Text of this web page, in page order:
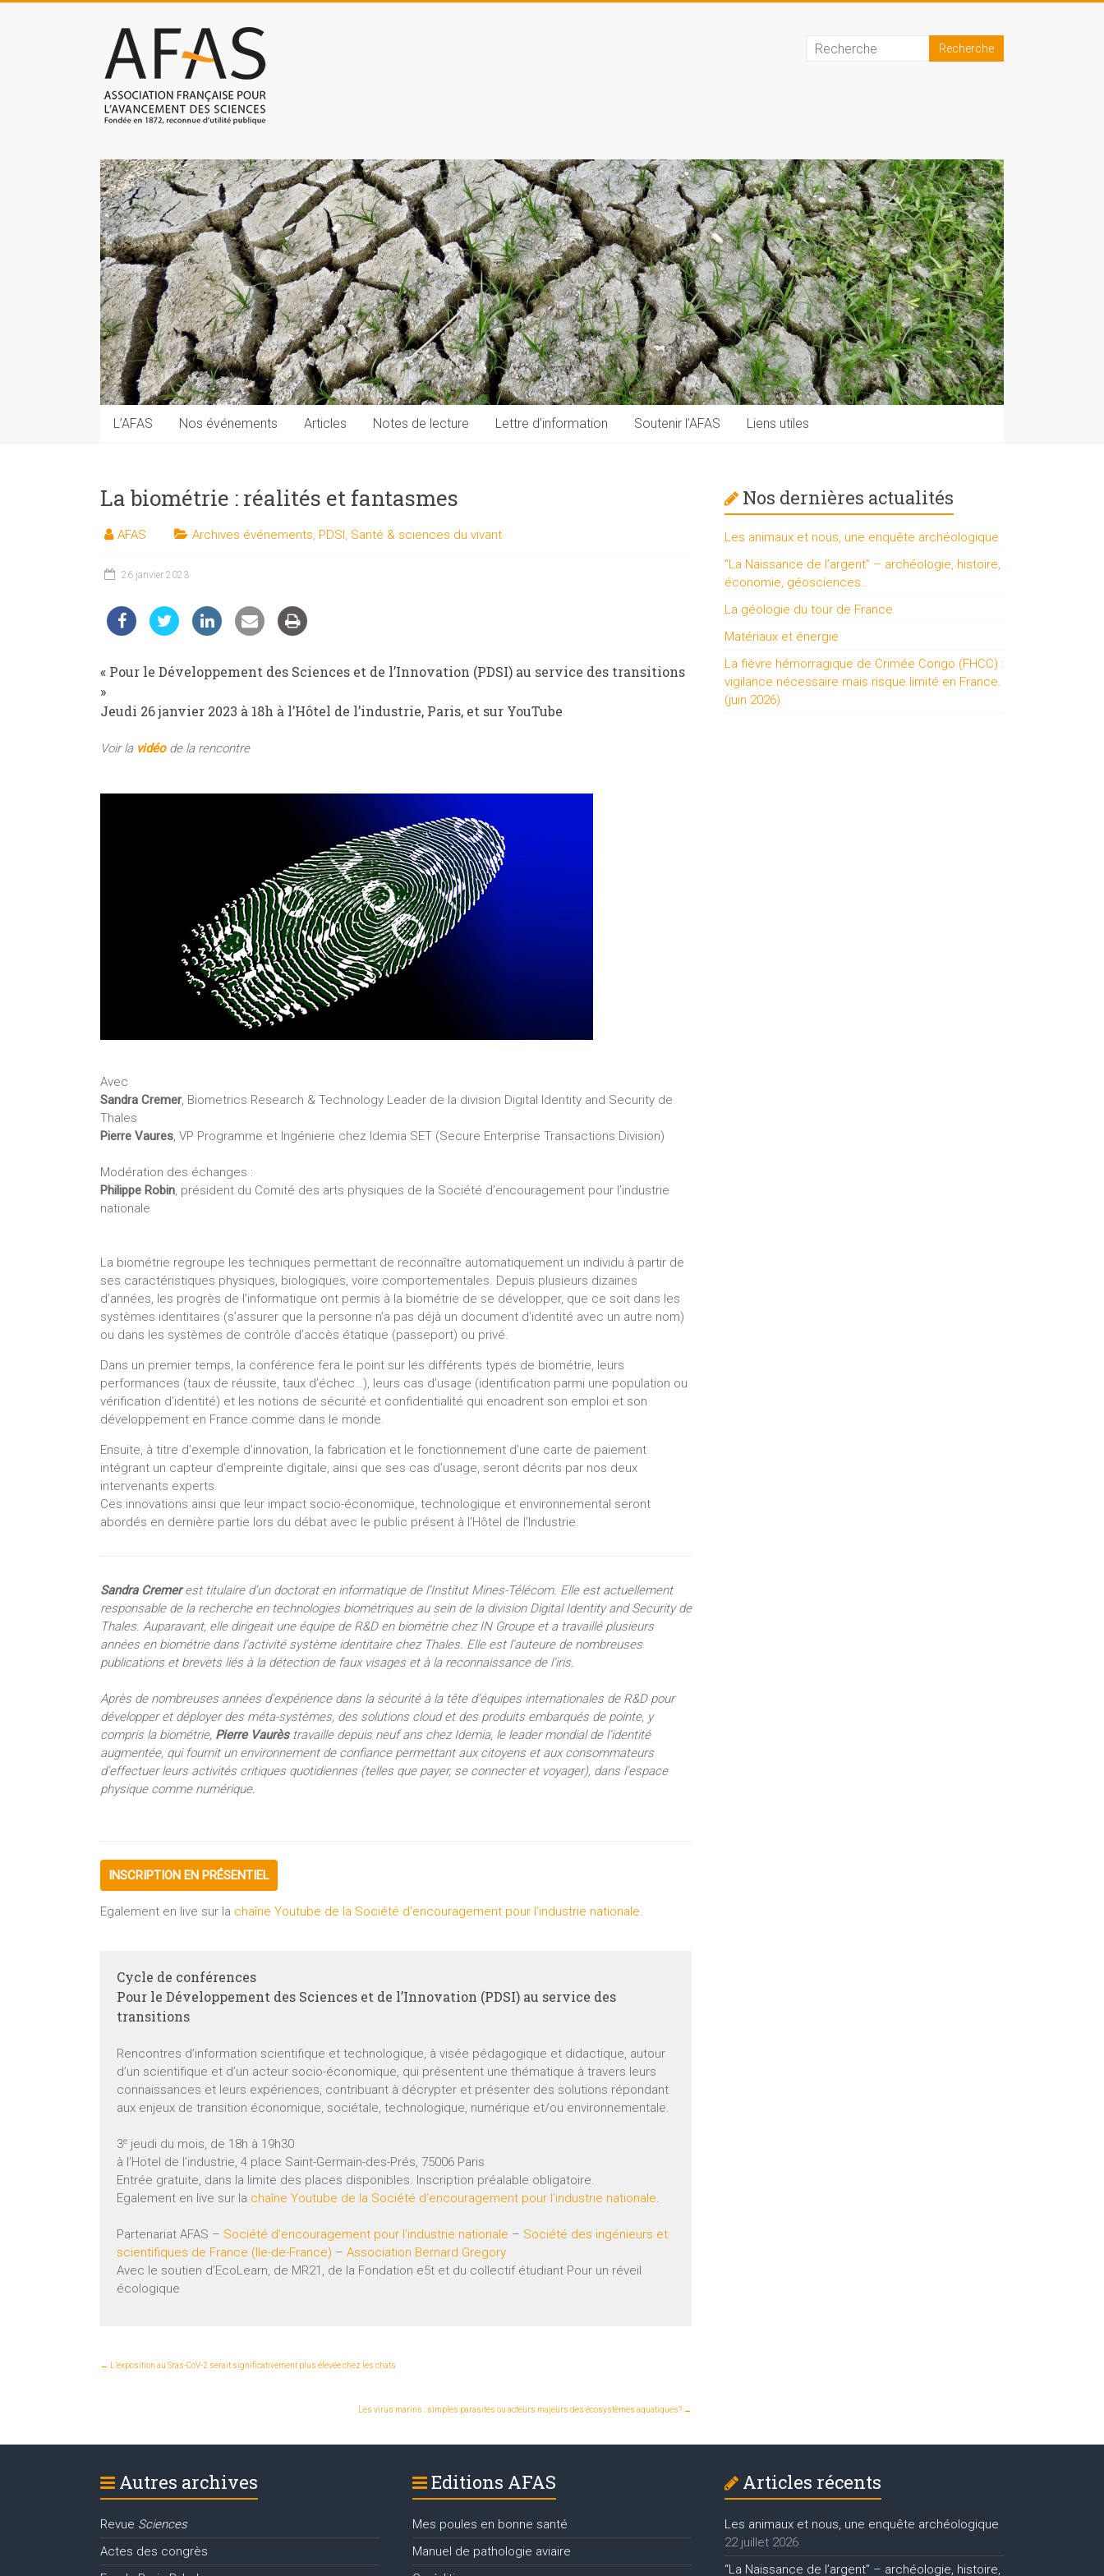
Association
française
pour
des
sciences
(AFAS)
Promouvoir
les
sciences
et
les
techniques
auprès
du
public
L’AFAS Nos événements Articles Notes de lecture Lettre d’information Soutenir l’AFAS Liens utiles
La biométrie : réalités et fantasmes
AFAS Archives événements, PDSI, Santé & sciences du vivant
26 janvier 2023
« Pour le Développement des Sciences et de l’Innovation (PDSI) au service des transitions
»
Jeudi 26 janvier 2023 à 18h à l’Hôtel de l’industrie, Paris, et sur YouTube
Voir la vidéode la rencontre
Avec
Sandra Cremer, Biometrics Research & Technology Leader de la division Digital Identity and Security de
Thales
Pierre Vaures, VP Programme et Ingénierie chez Idemia SET (Secure Enterprise Transactions Division)
Modération des échanges :
Philippe Robin, président du Comité des arts physiques de la Société d’encouragement pour l’industrie
nationale
La biométrie regroupe les techniques permettant de reconnaître automatiquement un individu à partir de
ses caractéristiques physiques, biologiques, voire comportementales. Depuis plusieurs dizaines
d’années, les progrès de l’informatique ont permis à la biométrie de se développer, que ce soit dans les
systèmes identitaires (s’assurer que la personne n’a pas déjà un document d’identité avec un autre nom)
ou dans les systèmes de contrôle d’accès étatique (passeport) ou privé.
Dans un premier temps, la conférence fera le point sur les différents types de biométrie, leurs
performances (taux de réussite, taux d’échec…), leurs cas d’usage (identification parmi une population ou
vérification d’identité) et les notions de sécurité et confidentialité qui encadrent son emploi et son
développement en France comme dans le monde.
Ensuite, à titre d’exemple d’innovation, la fabrication et le fonctionnement d’une carte de paiement
intégrant un capteur d’empreinte digitale, ainsi que ses cas d’usage, seront décrits par nos deux
intervenants experts.
Ces innovations ainsi que leur impact socio-économique, technologique et environnemental seront
abordés en dernière partie lors du débat avec le public présent à l’Hôtel de l’Industrie.
Sandra Cremerest titulaire d’un doctorat en informatique de l’Institut Mines-Télécom. Elle est actuellement
responsable de la recherche en technologies biométriques au sein de la division Digital Identity and Security de
Thales. Auparavant, elle dirigeait une équipe de R&D en biométrie chez IN Groupe et a travaillé plusieurs
années en biométrie dans l’activité système identitaire chez Thales. Elle est l’auteure de nombreuses
publications et brevets liés à la détection de faux visages et à la reconnaissance de l’iris.
Après de nombreuses années d’expérience dans la sécurité à la tête d’équipes internationales de R&D pour
développer et déployer des méta-systèmes, des solutions cloud et des produits embarqués de pointe, y
compris la biométrie, Pierre Vaurèstravaille depuis neuf ans chez Idemia, le leader mondial de l’identité
augmentée, qui fournit un environnement de confiance permettant aux citoyens et aux consommateurs
d’effectuer leurs activités critiques quotidiennes (telles que payer, se connecter et voyager), dans l’espace
physique comme numérique.
INSCRIPTION EN PRÉSENTIEL
Egalement en live sur la chaîne Youtube de la Société d’encouragement pour l’industrie nationale.
Cycle de conférences
Pour le Développement des Sciences et de l’Innovation (PDSI) au service des
transitions
Rencontres d’information scientifique et technologique, à visée pédagogique et didactique, autour
d’un scientifique et d’un acteur socio-économique, qui présentent une thématique à travers leurs
connaissances et leurs expériences, contribuant à décrypter et présenter des solutions répondant
aux enjeux de transition économique, sociétale, technologique, numérique et/ou environnementale.
3e jeudi du mois, de 18h à 19h30
à l’Hotel de l’industrie, 4 place Saint-Germain-des-Prés, 75006 Paris
Entrée gratuite, dans la limite des places disponibles. Inscription préalable obligatoire.
Egalement en live sur la chaîne Youtube de la Société d’encouragement pour l’industrie nationale.
Partenariat AFAS – Société d’encouragement pour l’industrie nationale – Société des ingénieurs et
scientifiques de France (Ile-de-France) – Association Bernard Gregory
Avec le soutien d’EcoLearn, de MR21, de la Fondation e5t et du collectif étudiant Pour un réveil
écologique
← L’exposition au Sras-CoV-2 serait significativement plus élevée chez les chats
Les virus marins : simples parasites ou acteurs majeurs des écosystèmes aquatiques? →
Nos dernières actualités
Les animaux et nous, une enquête archéologique
“La Naissance de l’argent” – archéologie, histoire,
économie, géosciences…
La géologie du tour de France
Matériaux et énergie
La fièvre hémorragique de Crimée Congo (FHCC) :
vigilance nécessaire mais risque limité en France.
(juin 2026)
Autres archives
Revue Sciences
Actes des congrès
Editions AFAS
Mes poules en bonne santé
Manuel de pathologie aviaire
Articles récents
Les animaux et nous, une enquête archéologique
22 juillet 2026
“La Naissance de l’argent” – archéologie, histoire,